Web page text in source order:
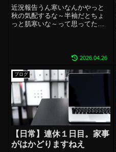
近況報告うん寒いなんかやっと
秋の気配するな～半袖だとちょ
っと肌寒いな～って思ってたの
金魚どころか人の命もあやうい
新しい仕事が...
2026.04.26
ブログ
【日常】連休１日目。家事
がはかどりますねえ